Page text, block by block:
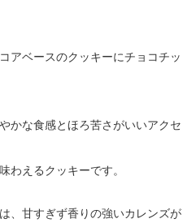
アベースのクッキーにチョコチッ
かな食感とほろ苦さがいいアクセ
わえるクッキーです。
、甘すぎず香りの強いカレンズが